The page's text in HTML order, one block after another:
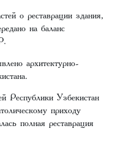
о реставрации здания,
на баланс
архитектурно-
Республики Узбекистан
приходу
полная реставрация